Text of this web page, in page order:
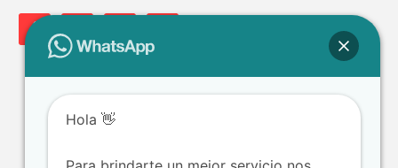
Hola 👋